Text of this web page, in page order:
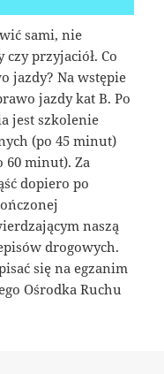
sami, nie
przyjaciół. Co
jazdy? Na wstępie
jazdy kat B. Po
jest szkolenie
(po 45 minut)
60 minut). Za
dopiero po
naszą
drogowych.
się na egzanim
Ośrodka Ruchu